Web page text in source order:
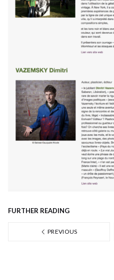
FURTHER READING
PREVIOUS